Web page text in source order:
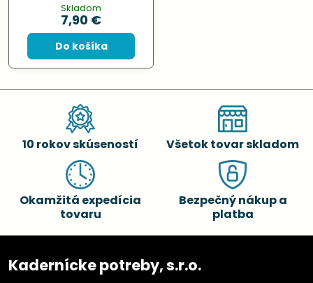
Skladom
7,90 €
Do košíka
10 rokov skúseností Všetok tovar skladom
Okamžitá expedícia
tovaru
Bezpečný nákup a
platba
Kadernícke potreby, s.r.o.